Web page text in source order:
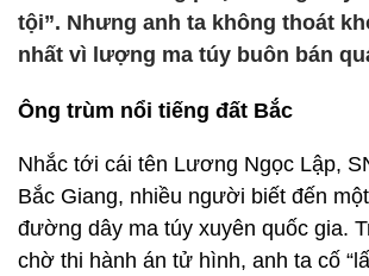
tội”. Nhưng anh ta không thoát
nhất vì lượng ma túy buôn bán
Ông trùm nổi tiếng đất Bắc
Nhắc tới cái tên Lương Ngọc Lập,
Bắc Giang, nhiều người biết đến một
đường dây ma túy xuyên quốc gia.
chờ thi hành án tử hình, anh ta cố